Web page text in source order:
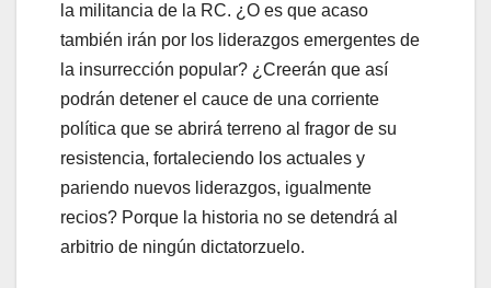
la militancia de la RC. ¿O es que acaso
también irán por los liderazgos emergentes de
la insurrección popular? ¿Creerán que así
podrán detener el cauce de una corriente
política que se abrirá terreno al fragor de su
resistencia, fortaleciendo los actuales y
pariendo nuevos liderazgos, igualmente
recios? Porque la historia no se detendrá al
arbitrio de ningún dictatorzuelo.